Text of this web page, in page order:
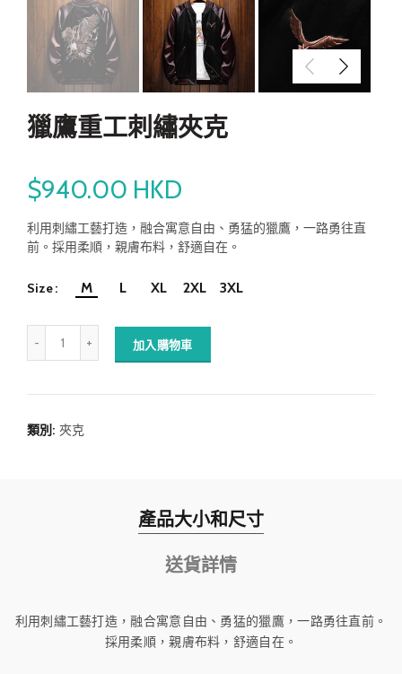
獵鷹重工刺繡夾克
$940.00 HKD
利用刺繡工藝打造，融合寓意自由、勇猛的獵鷹，一路勇往直
前。採用柔順，親膚布料，舒適自在。
Size M L XL 2XL 3XL
加入購物車
類別: 夾克
產品大小和尺寸
送貨詳情
利用刺繡工藝打造，融合寓意自由、勇猛的獵鷹，一路勇往直前。
採用柔順，親膚布料，舒適自在。